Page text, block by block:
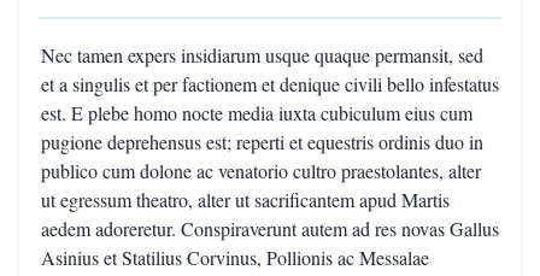
Nec tamen expers insidiarum usque quaque permansit, sed
et a singulis et per factionem et denique civili bello infestatus
est. E plebe homo nocte media iuxta cubiculum eius cum
pugione deprehensus est; reperti et equestris ordinis duo in
publico cum dolone ac venatorio cultro praestolantes, alter
ut egressum theatro, alter ut sacrificantem apud Martis
aedem adoreretur. Conspiraverunt autem ad res novas Gallus
Asinius et Statilius Corvinus, Pollionis ac Messalae